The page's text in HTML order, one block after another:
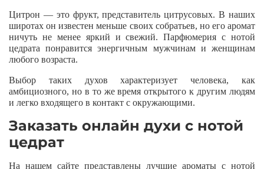
Цитрон — это фрукт, представитель цитрусовых. В наших
широтах он известен меньше своих собратьев, но его аромат
ничуть не менее яркий и свежий. Парфюмерия с нотой
цедрата понравится энергичным мужчинам и женщинам
любого возраста.
Выбор таких духов характеризует человека, как
амбициозного, но в то же время открытого к другим людям
и легко входящего в контакт с окружающими.
Заказать онлайн духи с нотой
цедрат
На нашем сайте представлены лучшие ароматы с нотой